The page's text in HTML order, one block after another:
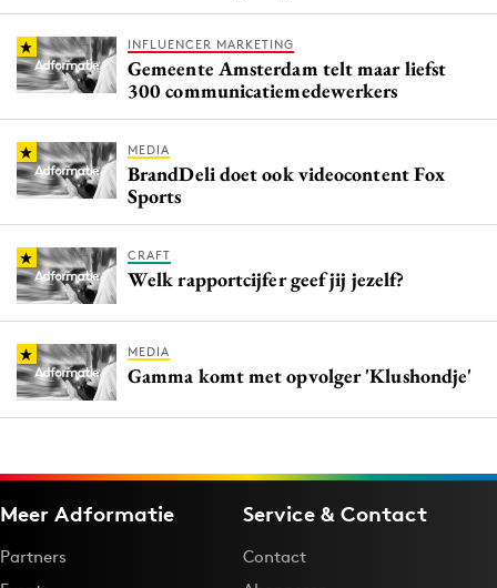
INFLUENCER MARKETING
Gemeente Amsterdam telt maar liefst
300 communicatiemedewerkers
MEDIA
BrandDeli doet ook videocontent Fox
Sports
CRAFT
Welk rapportcijfer geef jij jezelf?
MEDIA
Gamma komt met opvolger 'Klushondje'
Meer Adformatie
Partners
Service & Contact
Contact